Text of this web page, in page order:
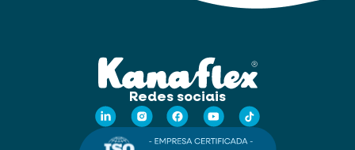
Redes sociais